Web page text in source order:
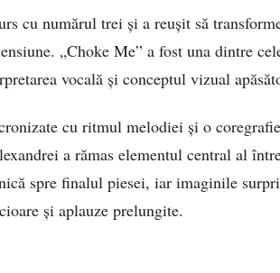
cu numărul trei și a reușit să
„Choke Me” a fost una dintre
vocală și conceptul vizual
cu ritmul melodiei și o
a rămas elementul central al
spre finalul piesei, iar imaginile
și aplauze prelungite.